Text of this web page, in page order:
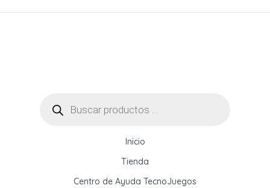
productos
Inicio
Tienda
Centro de Ayuda TecnoJuegos